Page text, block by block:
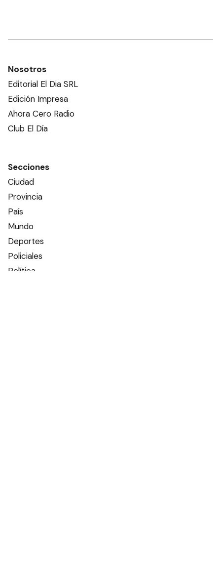
Nosotros
Editorial El Dia SRL
Edición Impresa
Ahora Cero Radio
Club El Día
Secciones
Ciudad
Provincia
País
Mundo
Deportes
Policiales
Política